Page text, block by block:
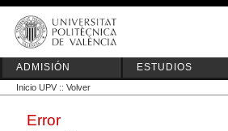
ADMISIÓN ESTUDIOS
Inicio UPV :: Volver
Error